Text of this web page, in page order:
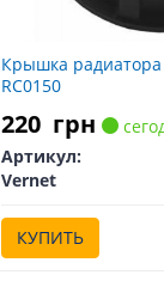
Крышка
RC0150
220 грн
Артикул:
Vernet
КУПИТЬ